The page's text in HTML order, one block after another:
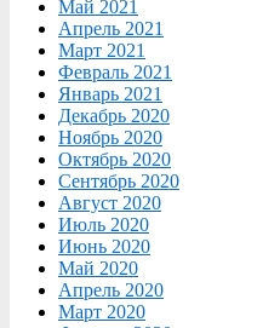
Май 2021
Апрель 2021
Март 2021
Февраль 2021
Январь 2021
Декабрь 2020
Ноябрь 2020
Октябрь 2020
Сентябрь 2020
Август 2020
Июль 2020
Июнь 2020
Май 2020
Апрель 2020
Март 2020